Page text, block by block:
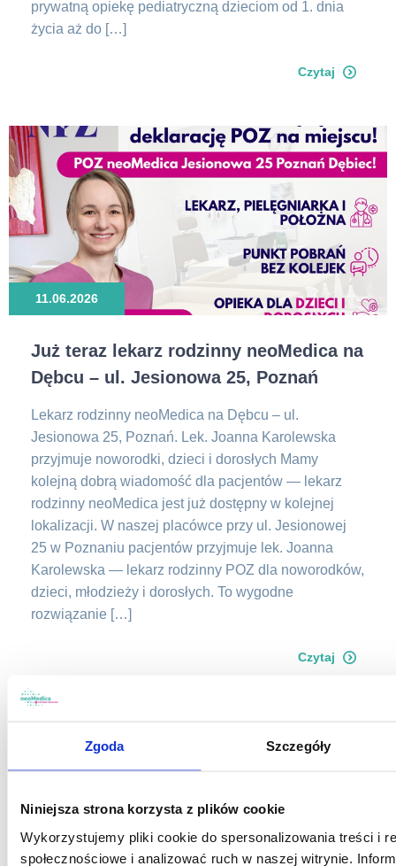
Zgoda Szczegóły
Niniejsza strona korzysta z plików cookie
Wykorzystujemy pliki cookie do spersonalizowania treści i
społecznościowe i analizować ruch w naszej witrynie.
prywatną opiekę pediatryczną dzieciom od 1. dnia
życia aż do […]
Czytaj
11.06.2026
Już teraz lekarz rodzinny neoMedica na
Dębcu – ul. Jesionowa 25, Poznań
Lekarz rodzinny neoMedica na Dębcu – ul.
Jesionowa 25, Poznań. Lek. Joanna Karolewska
przyjmuje noworodki, dzieci i dorosłych Mamy
kolejną dobrą wiadomość dla pacjentów — lekarz
rodzinny neoMedica jest już dostępny w kolejnej
lokalizacji. W naszej placówce przy ul. Jesionowej
25 w Poznaniu pacjentów przyjmuje lek. Joanna
Karolewska — lekarz rodzinny POZ dla noworodków,
dzieci, młodzieży i dorosłych. To wygodne
rozwiązanie […]
Czytaj